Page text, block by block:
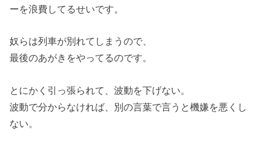
ーを浪費してるせいです。
奴らは列車が別れてしまうので、
最後のあがきをやってるのです。
とにかく引っ張られて、波動を下げない。
波動で分からなければ、別の言葉で言うと機嫌を悪くし
ない。